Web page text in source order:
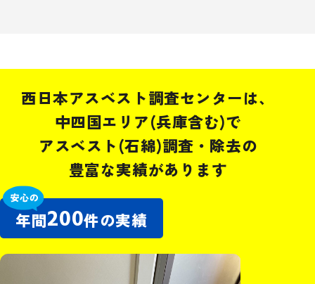
西日本アスベスト調査センターは、
中四国エリア(兵庫含む)で
アスベスト(石綿)調査・除去の
豊富な実績があります
年間200件の実績